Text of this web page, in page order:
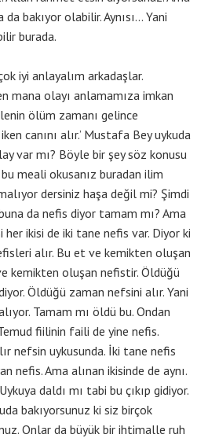
bakıyor olabilir. Aynısı… Yani
burada.
iyi anlayalım arkadaşlar.
mana olayı anlamamıza imkan
ölüm zamanı gelince
canını alır.’ Mustafa Bey uykuda
var mı? Böyle bir şey söz konusu
meali okusanız buradan ilim
dersiniz haşa değil mi? Şimdi
da nefis diyor tamam mı? Ama
her ikisi de iki tane nefis var. Diyor ki
alır. Bu et ve kemikten oluşan
kemikten oluşan nefistir. Öldüğü
Öldüğü zaman nefsini alır. Yani
Tamam mı öldü bu. Ondan
fiilinin faili de yine nefis.
nefsin uykusunda. İki tane nefis
nefis. Ama alınan ikisinde de aynı.
daldı mı tabi bu çıkıp gidiyor.
bakıyorsunuz ki siz birçok
Onlar da büyük bir ihtimalle ruh